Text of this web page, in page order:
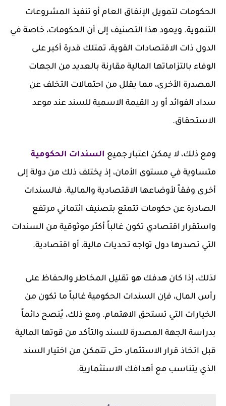
الحكومات لتمويل الإنفاق العام أو تنفيذ المشروعات
التنموية. ويعود هذا التصنيف إلى أن الحكومات، خاصة في
الدول ذات الاقتصادات القوية، تمتلك قدرة أكبر على
الوفاء بالتزاماتها المالية مقارنة بالعديد من الجهات
المصدرة الأخرى، مما يقلل من احتمالات التخلف عن
سداد الفوائد أو رد القيمة الاسمية للسند عند موعد
الاستحقاق.
ومع ذلك، لا يمكن اعتبار جميع السندات الحكومية
متساوية في مستوى الأمان، إذ يختلف ذلك من دولة إلى
أخرى وفقاً لأوضاعها الاقتصادية والمالية. فالسندات
الصادرة عن حكومات تتمتع بتصنيف ائتماني مرتفع
واستقرار اقتصادي تكون غالباً أكثر موثوقية من السندات
التي تصدرها دول تواجه تحديات مالية، أو اقتصادية.
لذلك، إذا كان هدفك هو تقليل المخاطر والحفاظ على
رأس المال، فإن السندات الحكومية غالباً ما تكون من
الخيارات التي تستحق الاهتمام. ومع ذلك، يُنصح دائماً
بدراسة الجهة المصدرة للسند والتأكد من قوتها المالية
قبل اتخاذ قرار الاستثمار، حتى تتمكن من اختيار السند
الذي يتناسب مع أهدافك الاستثمارية.